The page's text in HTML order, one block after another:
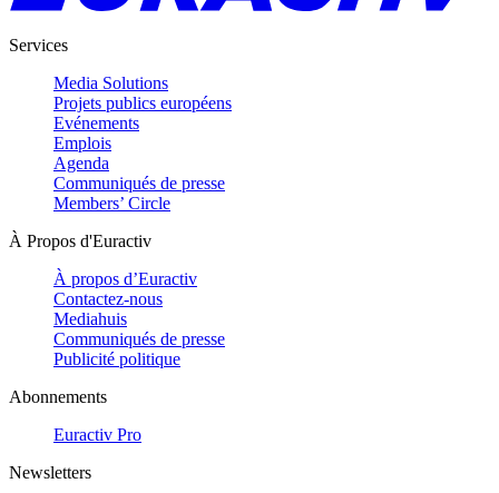
Services
Media Solutions
Projets publics européens
Evénements
Emplois
Agenda
Communiqués de presse
Members’ Circle
À Propos d'Euractiv
À propos d’Euractiv
Contactez-nous
Mediahuis
Communiqués de presse
Publicité politique
Abonnements
Euractiv Pro
Newsletters